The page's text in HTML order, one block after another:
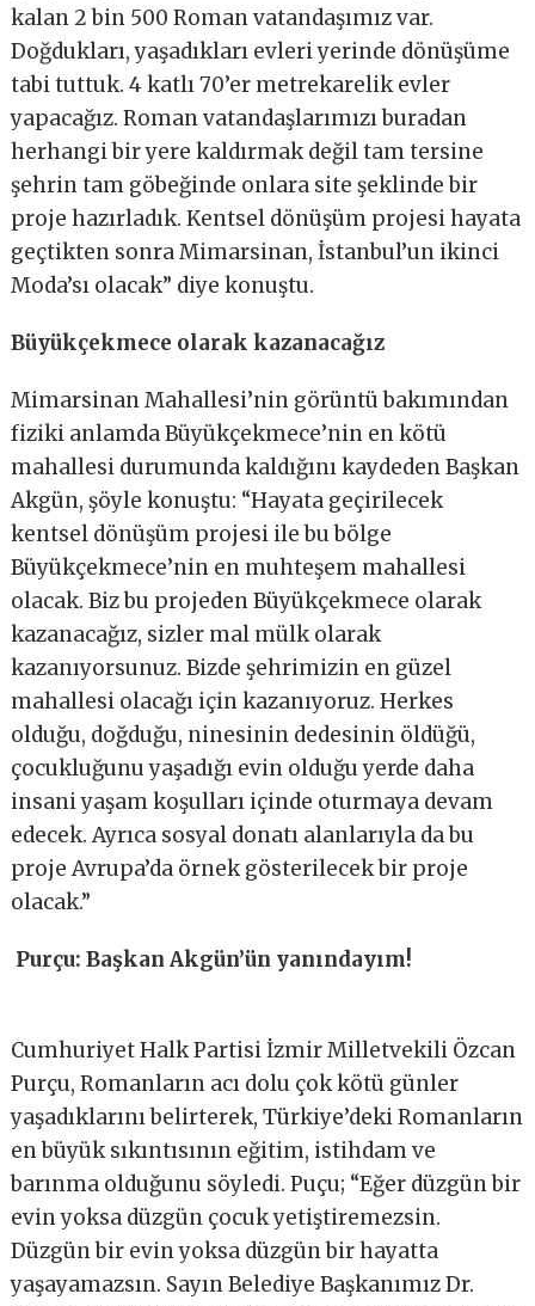
kalan 2 bin 500 Roman vatandaşımız var.
Doğdukları, yaşadıkları evleri yerinde dönüşüme
tabi tuttuk. 4 katlı 70’er metrekarelik evler
yapacağız. Roman vatandaşlarımızı buradan
herhangi bir yere kaldırmak değil tam tersine
şehrin tam göbeğinde onlara site şeklinde bir
proje hazırladık. Kentsel dönüşüm projesi hayata
geçtikten sonra Mimarsinan, İstanbul’un ikinci
Moda’sı olacak” diye konuştu.
Büyükçekmece olarak kazanacağız
Mimarsinan Mahallesi’nin görüntü bakımından
fiziki anlamda Büyükçekmece’nin en kötü
mahallesi durumunda kaldığını kaydeden Başkan
Akgün, şöyle konuştu: “Hayata geçirilecek
kentsel dönüşüm projesi ile bu bölge
Büyükçekmece’nin en muhteşem mahallesi
olacak. Biz bu projeden Büyükçekmece olarak
kazanacağız, sizler mal mülk olarak
kazanıyorsunuz. Bizde şehrimizin en güzel
mahallesi olacağı için kazanıyoruz. Herkes
olduğu, doğduğu, ninesinin dedesinin öldüğü,
çocukluğunu yaşadığı evin olduğu yerde daha
insani yaşam koşulları içinde oturmaya devam
edecek. Ayrıca sosyal donatı alanlarıyla da bu
proje Avrupa’da örnek gösterilecek bir proje
olacak.”
Purçu: Başkan Akgün’ün yanındayım!
Cumhuriyet Halk Partisi İzmir Milletvekili Özcan
Purçu, Romanların acı dolu çok kötü günler
yaşadıklarını belirterek, Türkiye’deki Romanların
en büyük sıkıntısının eğitim, istihdam ve
barınma olduğunu söyledi. Puçu; “Eğer düzgün bir
evin yoksa düzgün çocuk yetiştiremezsin.
Düzgün bir evin yoksa düzgün bir hayatta
yaşayamazsın. Sayın Belediye Başkanımız Dr.